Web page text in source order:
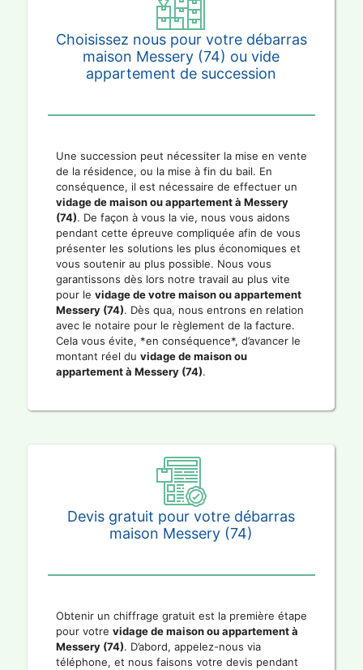
Choisissez nous pour votre débarras
maison Messery (74) ou vide
appartement de succession
Une succession peut nécessiter la mise en vente
de la résidence, ou la mise à fin du bail. En
conséquence, il est nécessaire de effectuer un
vidage de maison ou appartement à Messery
(74). De façon à vous la vie, nous vous aidons
pendant cette épreuve compliquée afin de vous
présenter les solutions les plus économiques et
vous soutenir au plus possible. Nous vous
garantissons dès lors notre travail au plus vite
pour le vidage de votre maison ou appartement
Messery (74). Dès qua, nous entrons en relation
avec le notaire pour le règlement de la facture.
Cela vous évite, *en conséquence*, d’avancer le
montant réel du vidage de maison ou
appartement à Messery (74).
Devis gratuit pour votre débarras
maison Messery (74)
Obtenir un chiffrage gratuit est la première étape
pour votre vidage de maison ou appartement à
Messery (74). D’abord, appelez-nous via
téléphone, et nous faisons votre devis pendant